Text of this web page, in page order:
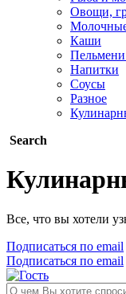
Овощи,
Каши
Напитки
Соусы
Разное
Search
Все, что вы хотели
Подписаться по email
Подписаться по email